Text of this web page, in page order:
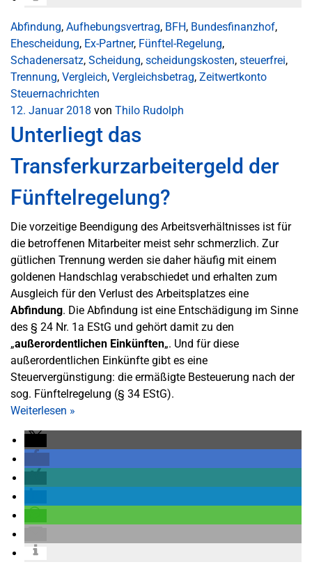
Abfindung, Aufhebungsvertrag, BFH, Bundesfinanzhof,
Ehescheidung, Ex-Partner, Fünftel-Regelung,
Schadenersatz, Scheidung, scheidungskosten, steuerfrei,
Trennung, Vergleich, Vergleichsbetrag, Zeitwertkonto
Steuernachrichten
12. Januar 2018 von Thilo Rudolph
Unterliegt das
Transferkurzarbeitergeld der
Fünftelregelung?
Die vorzeitige Beendigung des Arbeitsverhältnisses ist für
die betroffenen Mitarbeiter meist sehr schmerzlich. Zur
gütlichen Trennung werden sie daher häufig mit einem
goldenen Handschlag verabschiedet und erhalten zum
Ausgleich für den Verlust des Arbeitsplatzes eine
Abfindung. Die Abfindung ist eine Entschädigung im Sinne
des § 24 Nr. 1a EStG und gehört damit zu den
„außerordentlichen Einkünften„. Und für diese
außerordentlichen Einkünfte gibt es eine
Steuervergünstigung: die ermäßigte Besteuerung nach der
sog. Fünftelregelung (§ 34 EStG).
Weiterlesen »